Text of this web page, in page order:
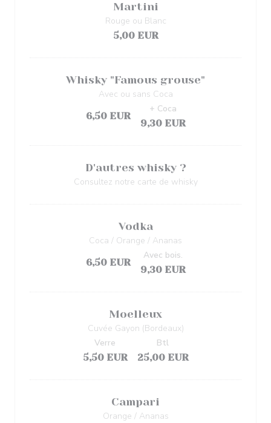
Martini
Rouge ou Blanc
5,00 EUR
Whisky "Famous grouse"
Avec ou sans Coca
6,50 EUR
9,30 EUR
+ Coca
D'autres whisky ?
Consultez notre carte de whisky
Vodka
Coca / Orange / Ananas
6,50 EUR
9,30 EUR
Avec bois.
Moelleux
Cuvée Gayon (Bordeaux)
5,50 EUR
Verre
25,00 EUR
Btl
Campari
Orange / Ananas